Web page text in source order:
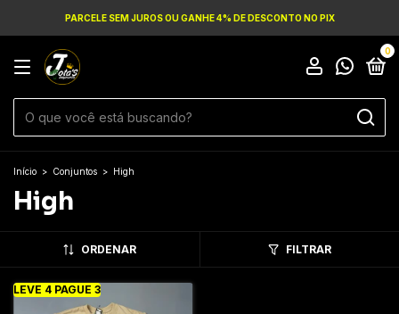
PARCELE SEM JUROS OU GANHE 4% DE DESCONTO NO PIX
0
Início > Conjuntos > High
High
ORDENAR FILTRAR
LEVE 4 PAGUE 3